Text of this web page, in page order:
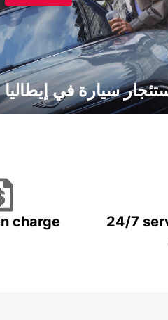
سيارة في إيطاليا
charge
24/7